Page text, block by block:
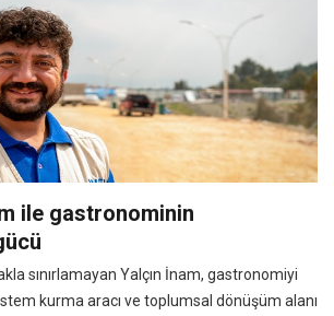
ile gastronominin
sınırlamayan Yalçın İnam, gastronomiyi
kurma aracı ve toplumsal dönüşüm alanı